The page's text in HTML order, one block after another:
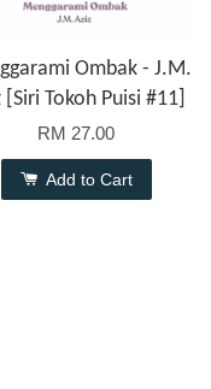
Ombak - J.M.
[Siri Tokoh Puisi #11]
RM 27.00
Add to Cart